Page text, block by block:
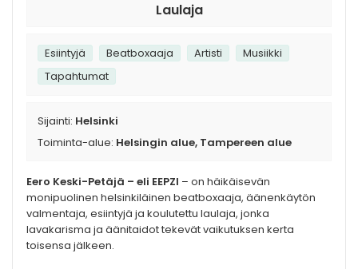
Eero Keski-Petäjä – eli EEPZI – on häikäisevän
monipuolinen helsinkiläinen beatboxaaja, äänenkäytön
valmentaja, esiintyjä ja koulutettu laulaja, jonka
lavakarisma ja äänitaidot tekevät vaikutuksen kerta
toisensa jälkeen.
Laulaja
Esiintyjä Beatboxaaja Artisti
Musiikki
Tapahtumat
Sijainti: Helsinki
Toiminta-alue: Helsingin alue, Tampereen alue